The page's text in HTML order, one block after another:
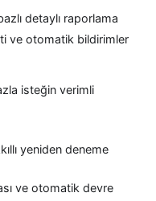
detaylı raporlama
ve otomatik bildirimler
isteğin verimli
yeniden deneme
ve otomatik devre